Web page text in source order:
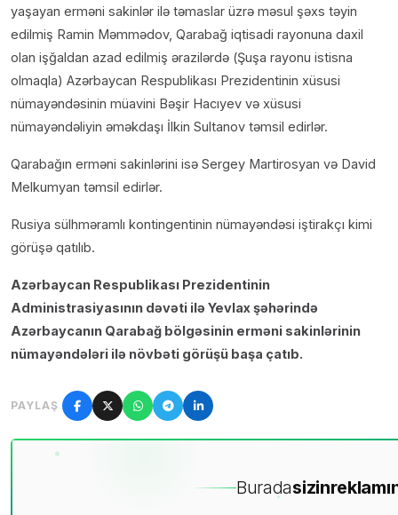
yaşayan erməni sakinlər ilə təmaslar üzrə məsul şəxs təyin
edilmiş Ramin Məmmədov, Qarabağ iqtisadi rayonuna daxil
olan işğaldan azad edilmiş ərazilərdə (Şuşa rayonu istisna
olmaqla) Azərbaycan Respublikası Prezidentinin xüsusi
nümayəndəsinin müavini Bəşir Hacıyev və xüsusi
nümayəndəliyin əməkdaşı İlkin Sultanov təmsil edirlər.
Qarabağın erməni sakinlərini isə Sergey Martirosyan və David
Melkumyan təmsil edirlər.
Rusiya sülhməramlı kontingentinin nümayəndəsi iştirakçı kimi
görüşə qatılıb.
Azərbaycan Respublikası Prezidentinin
Administrasiyasının dəvəti ilə Yevlax şəhərində
Azərbaycanın Qarabağ bölgəsinin erməni sakinlərinin
nümayəndələri ilə növbəti görüşü başa çatıb.
PAYLAŞ
Buradasizin